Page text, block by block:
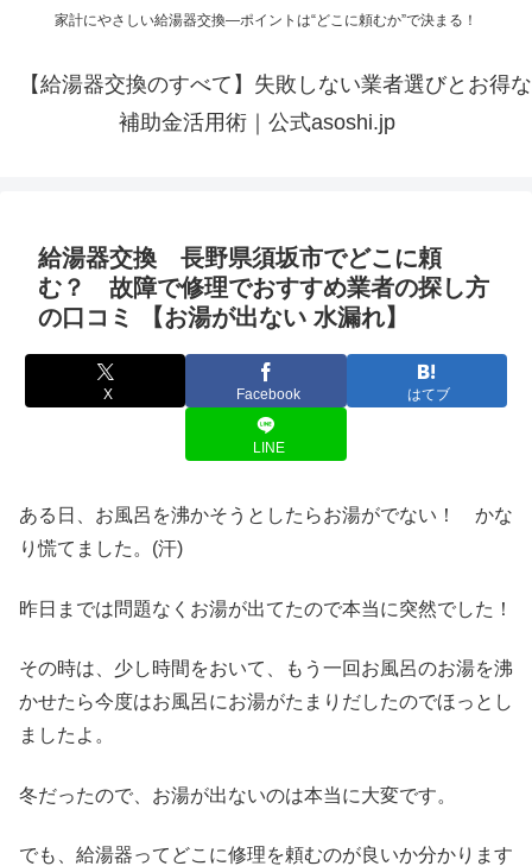
家計にやさしい給湯器交換—ポイントは“どこに頼むか”で決まる！
【給湯器交換のすべて】失敗しない業者選びとお得な
補助金活用術｜公式asoshi.jp
給湯器交換 長野県須坂市でどこに頼
む？ 故障で修理でおすすめ業者の探し方
の口コミ 【お湯が出ない 水漏れ】
X Facebook はてブ
LINE
ある日、お風呂を沸かそうとしたらお湯がでない！ かな
り慌てました。(汗)
昨日までは問題なくお湯が出てたので本当に突然でした！
その時は、少し時間をおいて、もう一回お風呂のお湯を沸
かせたら今度はお風呂にお湯がたまりだしたのでほっとし
ましたよ。
冬だったので、お湯が出ないのは本当に大変です。
でも、給湯器ってどこに修理を頼むのが良いか分かります